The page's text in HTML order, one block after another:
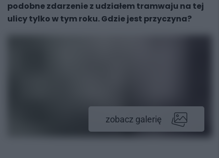
podobne zdarzenie z udziałem tramwaju na tej
ulicy tylko w tym roku. Gdzie jest przyczyna?
zobacz galerię